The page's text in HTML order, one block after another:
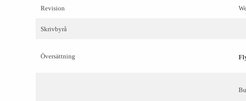
Revision
Skrivbyrå
Översättning